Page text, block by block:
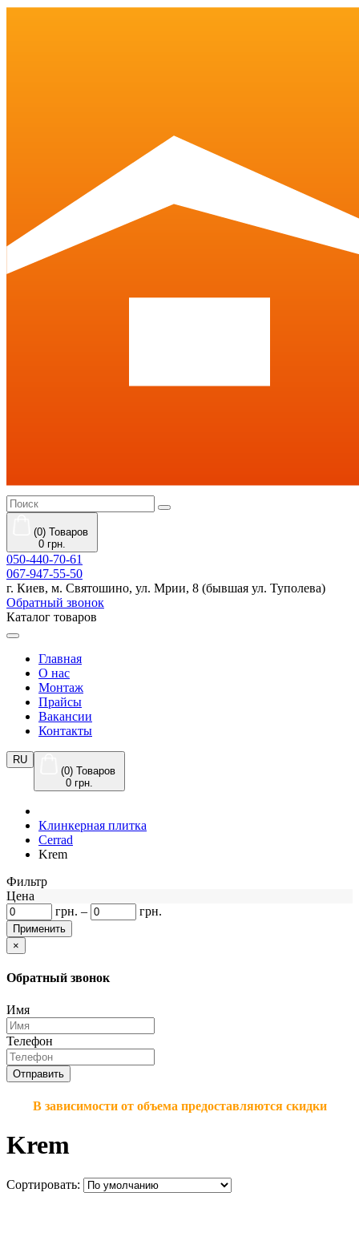
(0) Товаров
0 грн.
050-440-70-61
067-947-55-50
г. Киев, м. Святошино, ул. Мрии, 8 (бывшая ул. Туполева)
Обратный звонок
Каталог товаров
Главная
О нас
Монтаж
Прайсы
Вакансии
Контакты
RU
(0) Товаров
0 грн.
Клинкерная плитка
Cerrad
Krem
Фильтр
Цена
грн. – грн.
×
Обратный звонок
Имя
Телефон
Отправить
В зависимости от объема предоставляются скидки
Krem
Сортировать: